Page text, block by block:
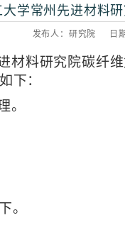
学常州先进材料
发布人：研究院 日
材料研究院碳纤
下：
。
。